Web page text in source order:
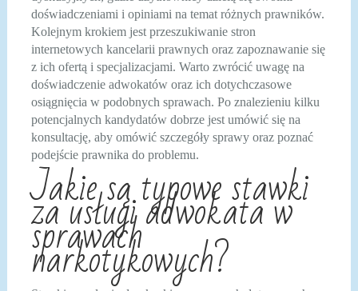
doświadczeniami i opiniami na temat różnych prawników.
Kolejnym krokiem jest przeszukiwanie stron
internetowych kancelarii prawnych oraz zapoznawanie się
z ich ofertą i specjalizacjami. Warto zwrócić uwagę na
doświadczenie adwokatów oraz ich dotychczasowe
osiągnięcia w podobnych sprawach. Po znalezieniu kilku
potencjalnych kandydatów dobrze jest umówić się na
konsultację, aby omówić szczegóły sprawy oraz poznać
podejście prawnika do problemu.
Jakie są typowe stawki
za usługi adwokata w
sprawach
narkotykowych?